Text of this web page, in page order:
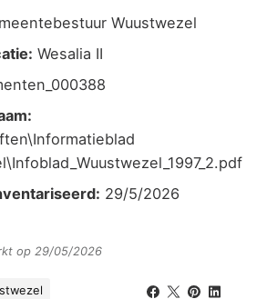
Wuustwezel
Wesalia II
29/5/2026
op 29/05/2026